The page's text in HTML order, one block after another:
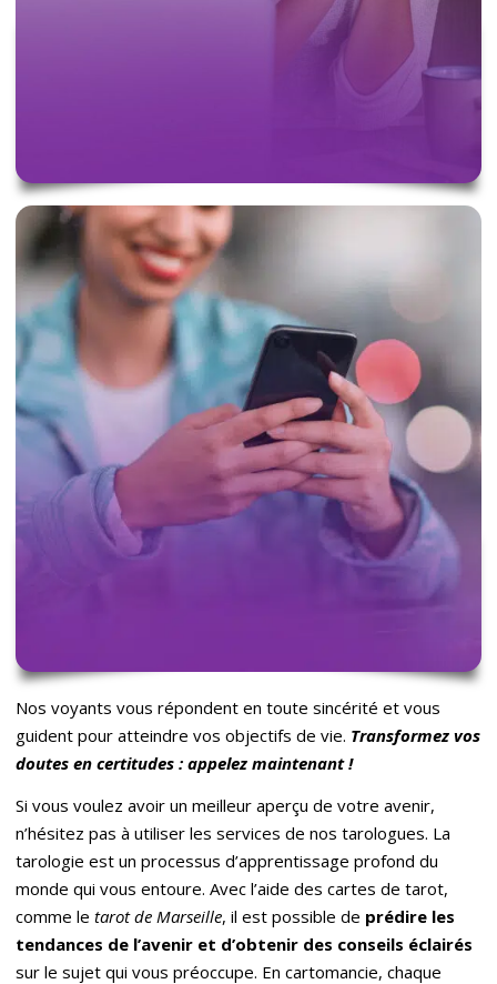
Nos voyants vous répondent en toute sincérité et vous
guident pour atteindre vos objectifs de vie. Transformez vos
doutes en certitudes : appelez maintenant !
Si vous voulez avoir un meilleur aperçu de votre avenir,
n’hésitez pas à utiliser les services de nos tarologues. La
tarologie est un processus d’apprentissage profond du
monde qui vous entoure. Avec l’aide des cartes de tarot,
comme le tarot de Marseille, il est possible de prédire les
tendances de l’avenir et d’obtenir des conseils éclairés
sur le sujet qui vous préoccupe. En cartomancie, chaque